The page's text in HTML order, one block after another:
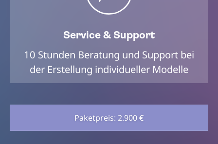
Service & Support
10 Stunden Beratung und Support bei
der Erstellung individueller Modelle
Paketpreis: 2.900 €